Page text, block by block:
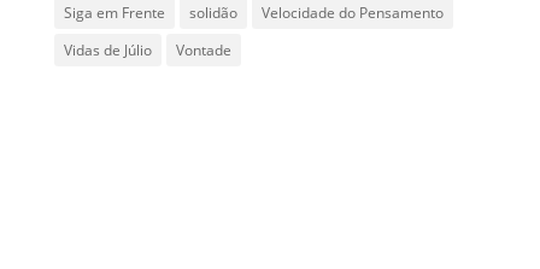
Siga em Frente
solidão
Velocidade do Pensamento
Vidas de Júlio
Vontade